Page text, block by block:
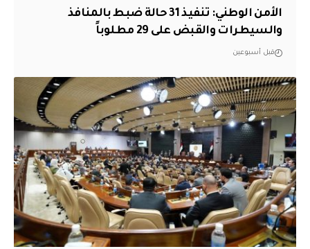
الأمن الوطني: تنفيذ 31 حالة ضبط بالمنافذ
والسيطرات والقبض على 29 مطلوباً
قبل أسبوعين